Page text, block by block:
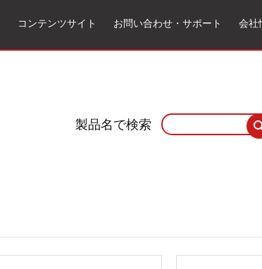
コンテンツサイト お問い合わせ・サポート 会社
製品名で検索